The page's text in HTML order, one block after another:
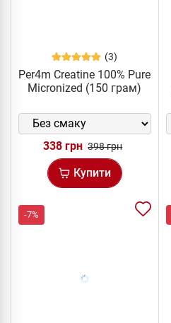
(3)
Per4m Creatine 100% Pure
Micronized (150 грам)
338 грн 398 грн
Купити
-7%